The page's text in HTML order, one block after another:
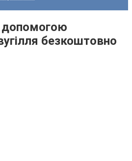
допомогою
безкоштовно